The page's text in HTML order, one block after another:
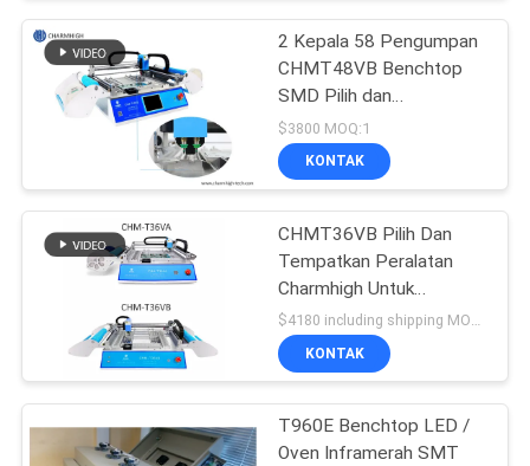
2 Kepala 58 Pengumpan
CHMT48VB Benchtop
SMD Pilih dan
Tempatkan Robot All in
one Chip Mounter
$3800 MOQ:1
KONTAK
CHMT36VB Pilih Dan
Tempatkan Peralatan
Charmhigh Untuk
Perakitan PCB
$4180 including shipping MOQ:1
KONTAK
T960E Benchtop LED /
Oven Inframerah SMT